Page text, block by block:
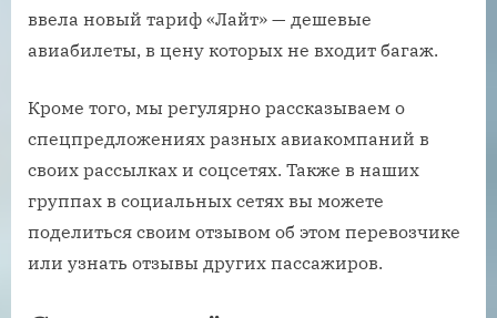
ввела новый тариф «Лайт» — дешевые
авиабилеты, в цену которых не входит багаж.
Кроме того, мы регулярно рассказываем о
спецпредложениях разных авиакомпаний в
своих рассылках и соцсетях. Также в наших
группах в социальных сетях вы можете
поделиться своим отзывом об этом перевозчике
или узнать отзывы других пассажиров.